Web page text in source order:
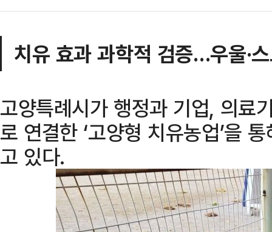
치유 효과 과학적 검증…우울·
고양특례시가 행정과 기업, 의료
로 연결한 ‘고양형 치유농업’을
고 있다.